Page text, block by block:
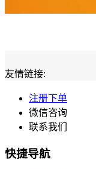
友情链接:
注册下单
微信咨询
联系我们
快捷导航